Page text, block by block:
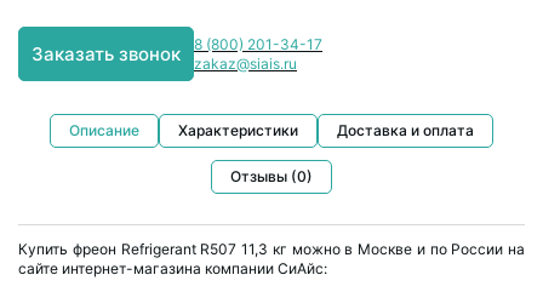
Заказать звонок
8 (800) 201-34-17
zakaz@siais.ru
Описание Характеристики Доставка и оплата
Отзывы (0)
Купить фреон Refrigerant R507 11,3 кг можно в Москве и по России на
сайте интернет-магазина компании СиАйс: